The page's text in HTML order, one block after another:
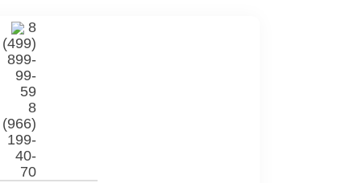
8
(499)
899-
99-
59
8
(966)
199-
40-
70